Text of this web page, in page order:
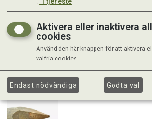
↓ 1 tjeneste
Aktivera eller inaktivera
cookies
Använd den här knappen för att aktivera
valfria cookies.
Endast nödvändiga Godta val